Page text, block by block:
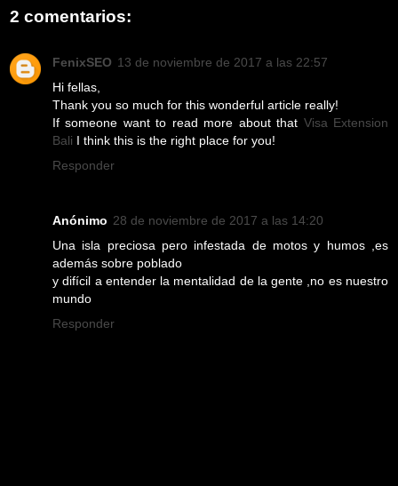
2 comentarios:
FenixSEO 13 de noviembre de 2017 a las 22:57
Hi fellas,
Thank you so much for this wonderful article really!
If someone want to read more about that Visa Extension
Bali I think this is the right place for you!
Responder
Anónimo 28 de noviembre de 2017 a las 14:20
Una isla preciosa pero infestada de motos y humos ,es
además sobre poblado
y difícil a entender la mentalidad de la gente ,no es nuestro
mundo
Responder